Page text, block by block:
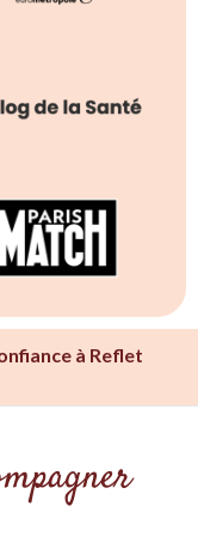
à Reflet